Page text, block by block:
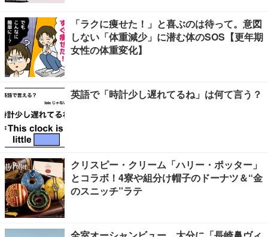
「ラクに痩せた！」と喜ぶのは待って。意図
しない「体重減少」に潜む体のSOS【更年期
女性の体重変化】
英語で「時計少し遅れてるね」は何て言う？
クリスピー・クリーム「ハリー・ポッター」
とコラボ！4寮や組分け帽子のドーナツ＆“金
のスニッチ”ラテ